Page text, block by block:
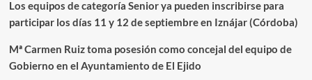
Los equipos de categoría Senior ya pueden inscribirse para
participar los días 11 y 12 de septiembre en Iznájar (Córdoba)
Mª Carmen Ruiz toma posesión como concejal del equipo de
Gobierno en el Ayuntamiento de El Ejido